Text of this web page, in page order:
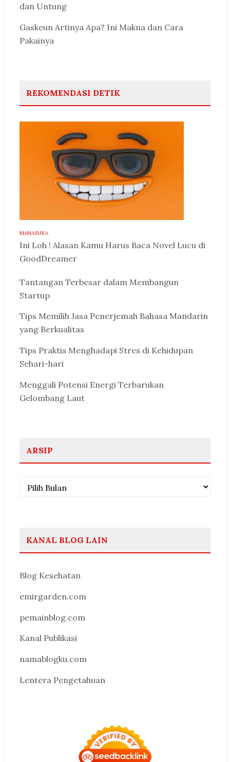
dan Untung
Gaskeun Artinya Apa? Ini Makna dan Cara
Pakainya
REKOMENDASI DETIK
MANASUKA
Ini Loh ! Alasan Kamu Harus Baca Novel Lucu di
GoodDreamer
Tantangan Terbesar dalam Membangun
Startup
Tips Memilih Jasa Penerjemah Bahasa Mandarin
yang Berkualitas
Tips Praktis Menghadapi Stres di Kehidupan
Sehari-hari
Menggali Potensi Energi Terbarukan
Gelombang Laut
ARSIP
Arsip
KANAL BLOG LAIN
Blog Kesehatan
emirgarden.com
pemainblog.com
Kanal Publikasi
namablogku.com
Lentera Pengetahuan